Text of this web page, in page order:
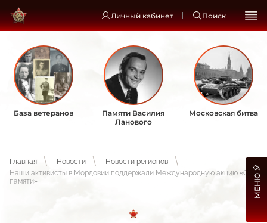
Личный кабинет Поиск
База ветеранов
Памяти Василия
Ланового
Московская битва
Главная Новости
Новости регионов
Наши активисты в Мордовии поддержали Международную акцию «Сад
памяти»
МЕНЮ